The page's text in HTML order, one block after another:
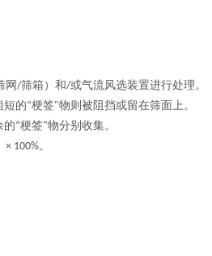
网 /筛箱）和/或气流风选装置进行处理。
短的“梗签"物则被阻挡或留在筛面上。
的“梗签"物分别收集。
× 100%。